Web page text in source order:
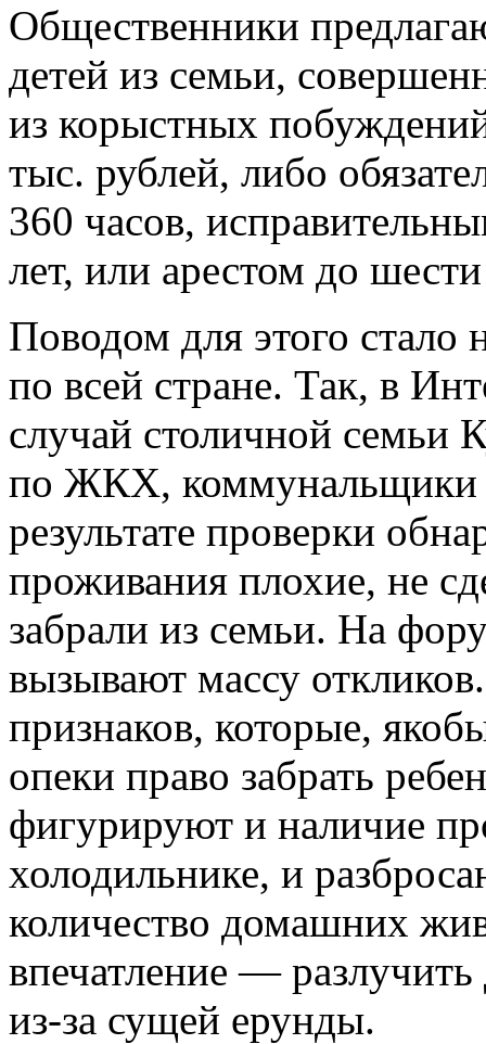
Общественники
детей из семьи,
из корыстных
тыс. рублей, либо
360 часов,
лет, или арестом до
Поводом для этого стало
по всей стране. Так, в
случай столичной
по ЖКХ, коммунальщики
результате проверки
проживания плохие, не
забрали из семьи. На
вызывают массу
признаков, которые,
опеки право забрать
фигурируют и наличие
холодильнике, и
количество домашних
впечатление —
из­-за сущей ерунды.